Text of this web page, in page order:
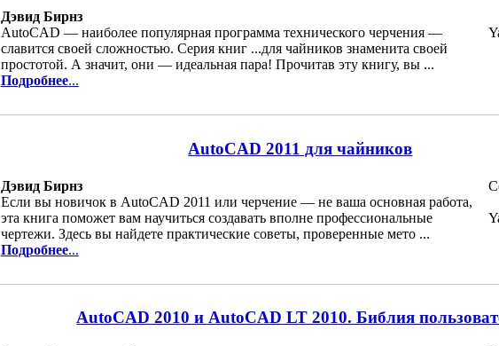
Дэвид Бирнз
AutoCAD — наиболее популярная программа технического черчения —
славится своей сложностью. Серия книг ...для чайников знаменита своей
простотой. А значит, они — идеальная пара! Прочитав эту книгу, вы ...
Подробнее...
AutoCAD 2011 для чайников
Дэвид Бирнз
Если вы новичок в AutoCAD 2011 или черчение — не ваша основная работа,
эта книга поможет вам научиться создавать вполне профессиональные
чертежи. Здесь вы найдете практические советы, проверенные мето ...
Подробнее...
AutoCAD 2010 и AutoCAD LT 2010. Библия